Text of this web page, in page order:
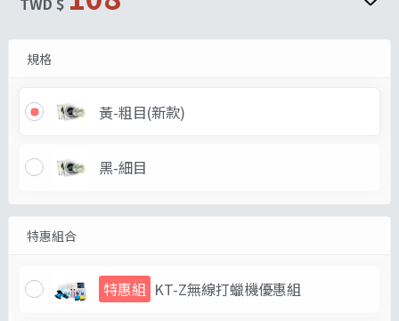
規格
黃-粗目(新款)
黑-細目
特惠組合
特惠組 KT-Z無線打蠟機優惠組